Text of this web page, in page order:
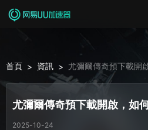
首頁 > 資訊 > 尤彌爾傳奇預下載開
尤彌爾傳奇預下載開啟，如
2025-10-24